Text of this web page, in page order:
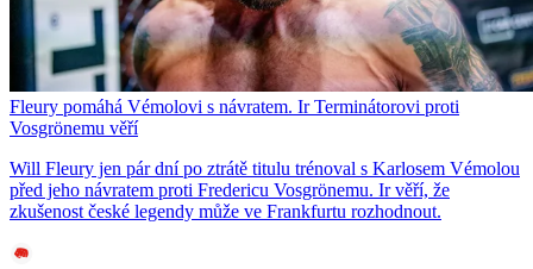
Fleury pomáhá Vémolovi s návratem. Ir Terminátorovi proti
Vosgrönemu věří
Will Fleury jen pár dní po ztrátě titulu trénoval s Karlosem Vémolou
před jeho návratem proti Fredericu Vosgrönemu. Ir věří, že
zkušenost české legendy může ve Frankfurtu rozhodnout.